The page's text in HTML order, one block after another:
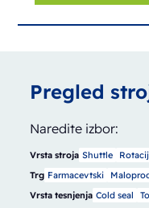
Pregled
Naredite izbor:
Vrsta stroja Shuttle
Trg Farmacevtski
Vrsta tesnjenja Cold seal